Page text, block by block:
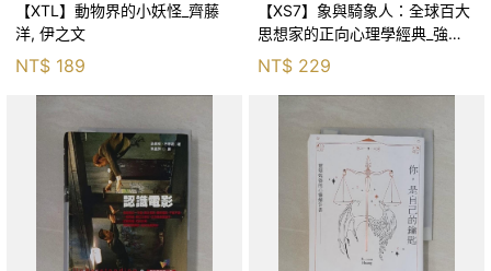
【XTL】動物界的小妖怪_齊藤
洋, 伊之文
NT$ 189
【XS7】象與騎象人：全球百大
思想家的正向心理學經典_強納
森．海德, 李靜瑤
NT$ 229